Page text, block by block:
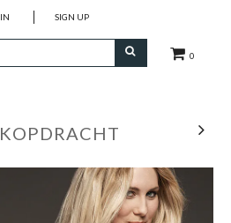
0
SIGN UP